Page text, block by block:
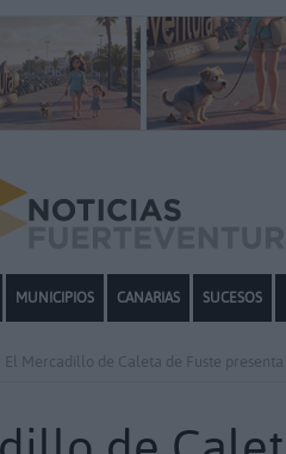
MUNICIPIOS CANARIAS SUCESOS
El Mercadillo de Caleta de Fuste